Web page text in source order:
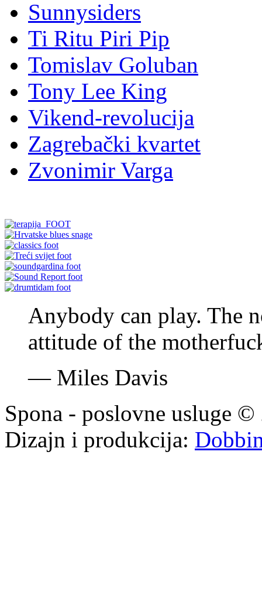
Sunnysiders
Ti Ritu Piri Pip
Tomislav Goluban
Tony Lee King
Vikend-revolucija
Zagrebački kvartet
Zvonimir Varga
Anybody can play. The
attitude of the
—Miles Davis
Spona - poslovne usluge
Dizajn i produkcija: